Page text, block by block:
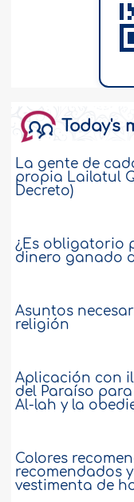
Today's
La gente de
propia Lailatul
Decreto)
¿Es obligatorio
dinero ganado
Asuntos
religión
Aplicación con
del Paraíso
Al-lah y la
Colores
recomendados
vestimenta de